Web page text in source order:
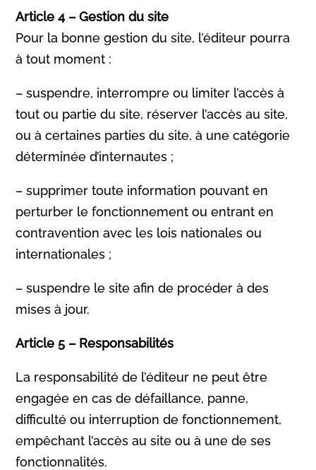
Article 4 – Gestion du site
Pour la bonne gestion du site, l’éditeur pourra
à tout moment :
– suspendre, interrompre ou limiter l’accès à
tout ou partie du site, réserver l’accès au site,
ou à certaines parties du site, à une catégorie
déterminée d’internautes ;
– supprimer toute information pouvant en
perturber le fonctionnement ou entrant en
contravention avec les lois nationales ou
internationales ;
– suspendre le site afin de procéder à des
mises à jour.
Article 5 – Responsabilités
La responsabilité de l’éditeur ne peut être
engagée en cas de défaillance, panne,
difficulté ou interruption de fonctionnement,
empêchant l’accès au site ou à une de ses
fonctionnalités.